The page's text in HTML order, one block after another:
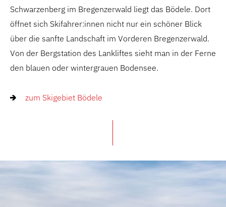
Schwarzenberg im Bregenzerwald liegt das Bödele. Dort
öffnet sich Skifahrer:innen nicht nur ein schöner Blick
über die sanfte Landschaft im Vorderen Bregenzerwald.
Von der Bergstation des Lankliftes sieht man in der Ferne
den blauen oder wintergrauen Bodensee.
zum Skigebiet Bödele